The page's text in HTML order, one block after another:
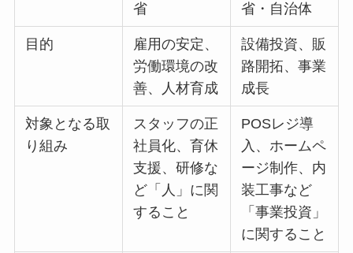
省
省・自治体
目的
雇用の安定、
労働環境の改
善、人材育成
設備投資、販
路開拓、事業
成長
対象となる取
り組み
スタッフの正
社員化、育休
支援、研修な
ど「人」に関
すること
POSレジ導
入、ホームペ
ージ制作、内
装工事など
「事業投資」
に関すること